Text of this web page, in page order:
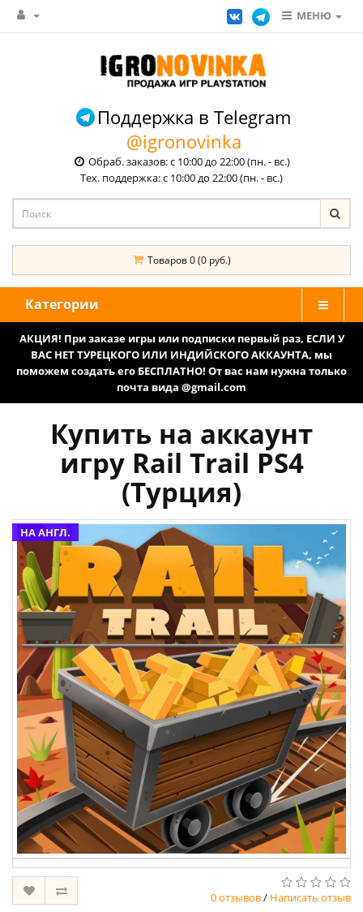
МЕНЮ
Поддержка в Telegram
@igronovinka
Обраб. заказов: с 10:00 до 22:00 (пн. - вс.)
Тех. поддержка: с 10:00 до 22:00 (пн. - вс.)
Товаров 0 (0 руб.)
Категории
АКЦИЯ! При заказе игры или подписки первый раз, ЕСЛИ У
ВАС НЕТ ТУРЕЦКОГО ИЛИ ИНДИЙСКОГО АККАУНТА, мы
поможем создать его БЕСПЛАТНО! От вас нам нужна только
почта вида @gmail.com
Купить на аккаунт
игру Rail Trail PS4
(Турция)
НА АНГЛ.
0 отзывов/ Написать отзыв